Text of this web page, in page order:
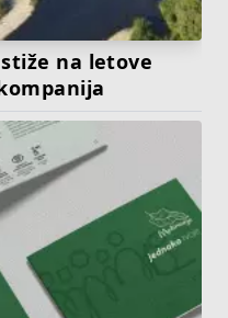
na letove